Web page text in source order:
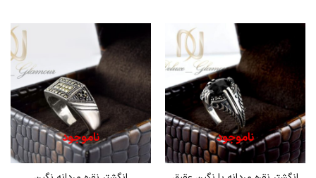
ناموجود ناموجود